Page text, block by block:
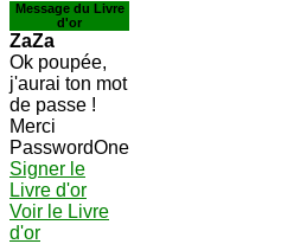
Message du Livre
d'or
ZaZa
Ok poupée,
j'aurai ton mot
de passe !
Merci
PasswordOne
Signer le
Livre d'or
Voir le Livre
d'or